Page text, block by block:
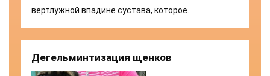
вертлужной впадине сустава, которое…
Дегельминтизация щенков